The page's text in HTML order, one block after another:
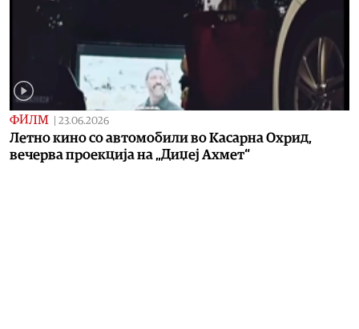
ФИЛМ 23.06.2026
Летно кино со автомобили во Касарна Охрид,
вечерва проекција на „Диџеј Ахмет“